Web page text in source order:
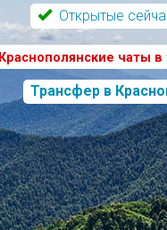
Открытые
Краснополянские чаты в
Трансфер в